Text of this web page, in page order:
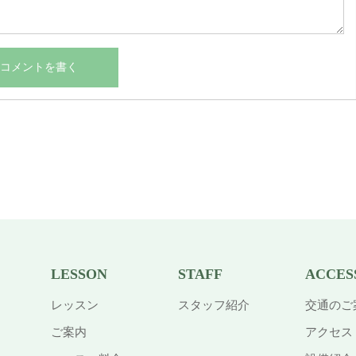
LESSON
レッスン
ご案内
STAFF
スタッフ紹介 交通のご
アクセス